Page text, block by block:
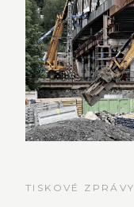
TISKOVÉ ZPRÁVY